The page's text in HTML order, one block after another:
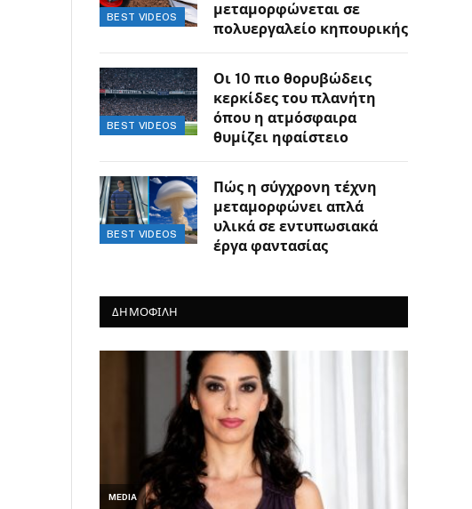
BEST VIDEOS
μεταμορφώνεται σε
πολυεργαλείο κηπουρικής
BEST VIDEOS
Οι 10 πιο θορυβώδεις
κερκίδες του πλανήτη
όπου η ατμόσφαιρα
θυμίζει ηφαίστειο
BEST VIDEOS
Πώς η σύγχρονη τέχνη
μεταμορφώνει απλά
υλικά σε εντυπωσιακά
έργα φαντασίας
ΔΗΜΟΦΙΛΗ